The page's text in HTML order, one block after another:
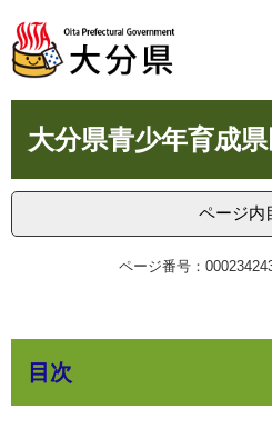
ジ
先
。
ュ
を
て
大分県青少年育成
ページ内
ページ番号：
目次